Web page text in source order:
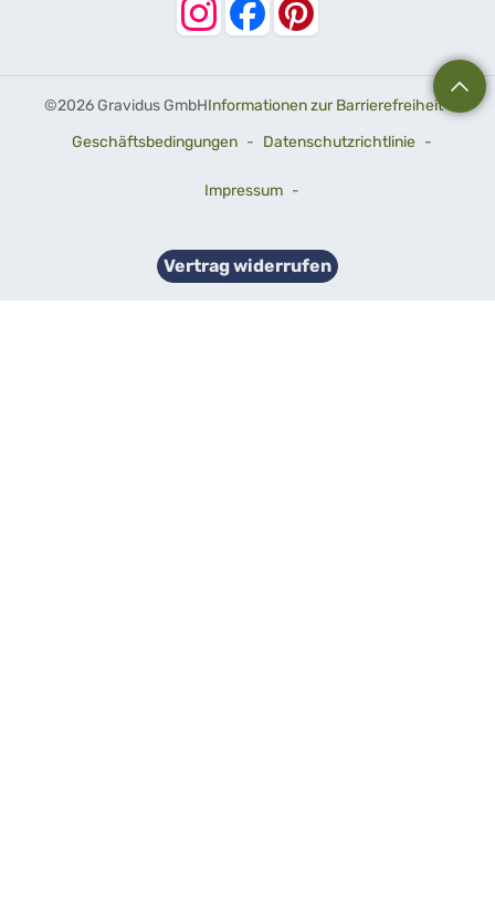
©2026 Gravidus GmbHInformationen zur Barrierefreiheit-
Geschäftsbedingungen - Datenschutzrichtlinie -
Impressum -
Vertrag widerrufen